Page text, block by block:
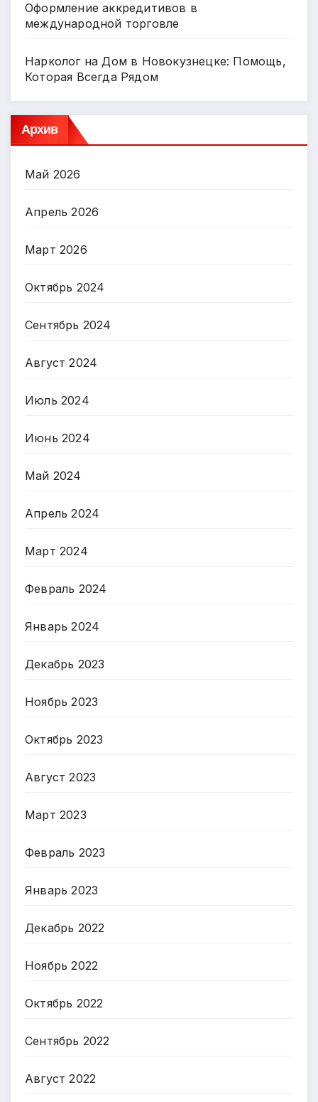
Оформление аккредитивов в
международной торговле
Нарколог на Дом в Новокузнецке: Помощь,
Которая Всегда Рядом
Архив
Май 2026
Апрель 2026
Март 2026
Октябрь 2024
Сентябрь 2024
Август 2024
Июль 2024
Июнь 2024
Май 2024
Апрель 2024
Март 2024
Февраль 2024
Январь 2024
Декабрь 2023
Ноябрь 2023
Октябрь 2023
Август 2023
Март 2023
Февраль 2023
Январь 2023
Декабрь 2022
Ноябрь 2022
Октябрь 2022
Сентябрь 2022
Август 2022